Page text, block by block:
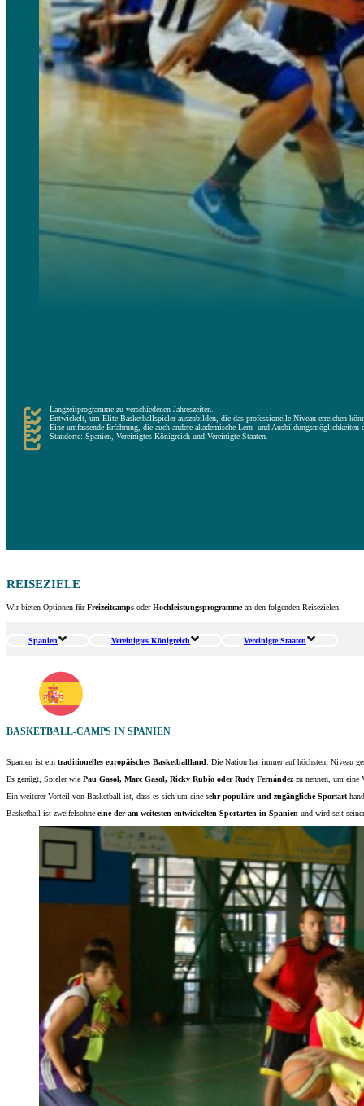
Langzeitprogramme zu verschiedenen Jahreszeiten.
Entwickelt, um Elite-Basketballspieler auszubilden, die das professionelle Niveau erreichen
Eine umfassende Erfahrung, die auch andere akademische Lern- und Ausbildungsmöglichkeiten
Standorte: Spanien, Vereinigtes Königreich und Vereinigte Staaten.
REISEZIELE
Wir bieten Optionen fürFreizeitcamps oderHochleistungsprogrammean den folgenden Reisezielen.
Spanien Vereinigtes Königreich Vereinigte Staaten
BASKETBALL-CAMPS IN SPANIEN
Spanien ist ein traditionelles europäisches Basketballland. Die Nation hat immer auf höchstem Niveau
Es genügt, Spieler wie Pau Gasol, Marc Gasol, Ricky Rubio oder Rudy Fernándezzu nennen, um eine
Ein weiterer Vorteil von Basketball ist, dass es sich um eine sehr populäre und zugängliche Sportart
Basketball ist zweifelsohne eine der am weitesten entwickelten Sportarten in Spanien und wird seit